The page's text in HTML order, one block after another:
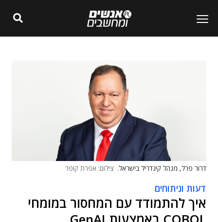
דרור פרל, מנהל קינדריל בישראל. צילום: אפרת קופר
דעות וניתוחים
איך להתמודד עם המחסור במומחי